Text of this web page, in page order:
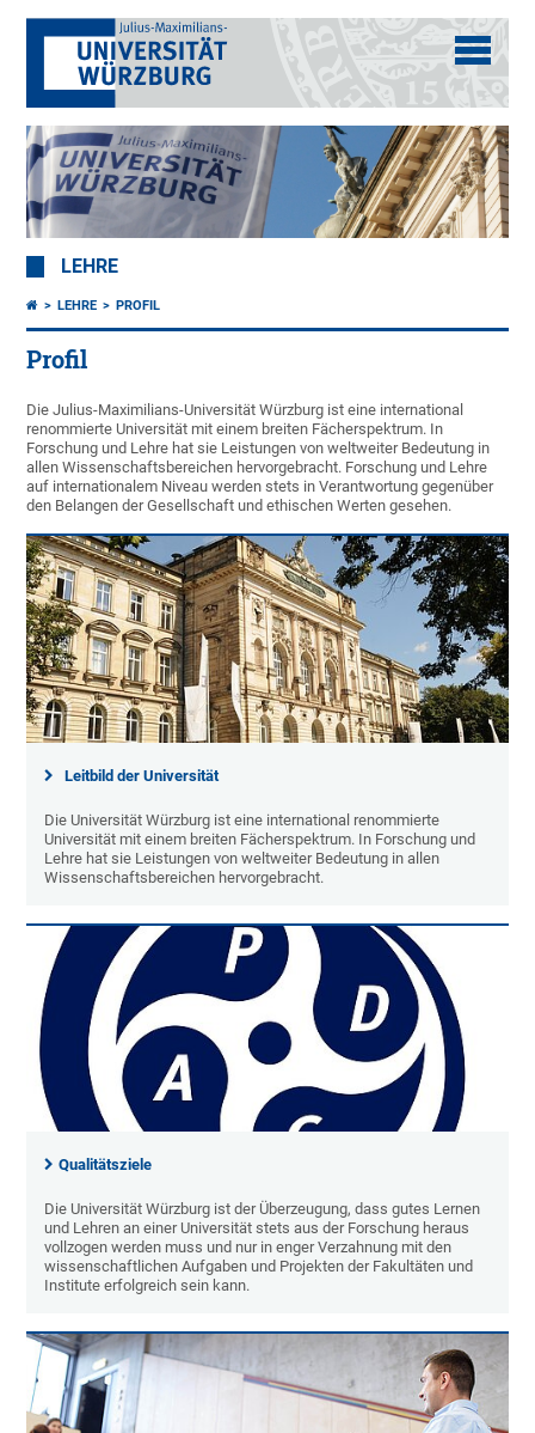
LEHRE
LEHRE PROFIL
Profil
Die Julius-Maximilians-Universität Würzburg ist eine international
renommierte Universität mit einem breiten Fächerspektrum. In
Forschung und Lehre hat sie Leistungen von weltweiter Bedeutung in
allen Wissenschaftsbereichen hervorgebracht. Forschung und Lehre
auf internationalem Niveau werden stets in Verantwortung gegenüber
den Belangen der Gesellschaft und ethischen Werten gesehen.
Leitbild der Universität
Die Universität Würzburg ist eine international renommierte
Universität mit einem breiten Fächerspektrum. In Forschung und
Lehre hat sie Leistungen von weltweiter Bedeutung in allen
Wissenschaftsbereichen hervorgebracht.
Qualitätsziele
Die Universität Würzburg ist der Überzeugung, dass gutes Lernen
und Lehren an einer Universität stets aus der Forschung heraus
vollzogen werden muss und nur in enger Verzahnung mit den
wissenschaftlichen Aufgaben und Projekten der Fakultäten und
Institute erfolgreich sein kann.